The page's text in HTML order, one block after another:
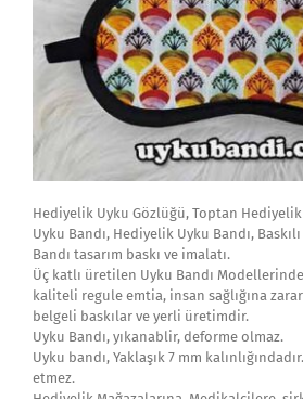
Hediyelik Uyku Gözlüğü, Toptan
Uyku Bandı, Hediyelik Uyku Bandı,
Bandı tasarım baskı ve imalatı.
Üç katlı üretilen Uyku Bandı
kaliteli regule emtia, insan sağlığına
belgeli baskılar ve yerli üretimdir.
Uyku Bandı, yıkanablir, deforme olmaz.
Uyku bandı, Yaklaşık 7 mm
etmez.